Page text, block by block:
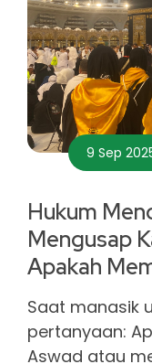
9 Sep
Hukum
Mengusap
Apakah
Saat manasik
pertanyaan:
Aswad atau